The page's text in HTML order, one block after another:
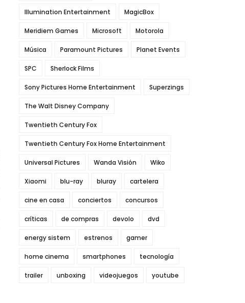
Illumination Entertainment MagicBox
Meridiem Games Microsoft Motorola
Música Paramount Pictures Planet Events
SPC Sherlock Films
Sony Pictures Home Entertainment Superzings
The Walt Disney Company
Twentieth Century Fox
Twentieth Century Fox Home Entertainment
Universal Pictures Wanda Visión Wiko
Xiaomi blu-ray bluray cartelera
cine en casa conciertos concursos
críticas de compras devolo dvd
energy sistem estrenos gamer
home cinema smartphones tecnología
trailer unboxing videojuegos youtube